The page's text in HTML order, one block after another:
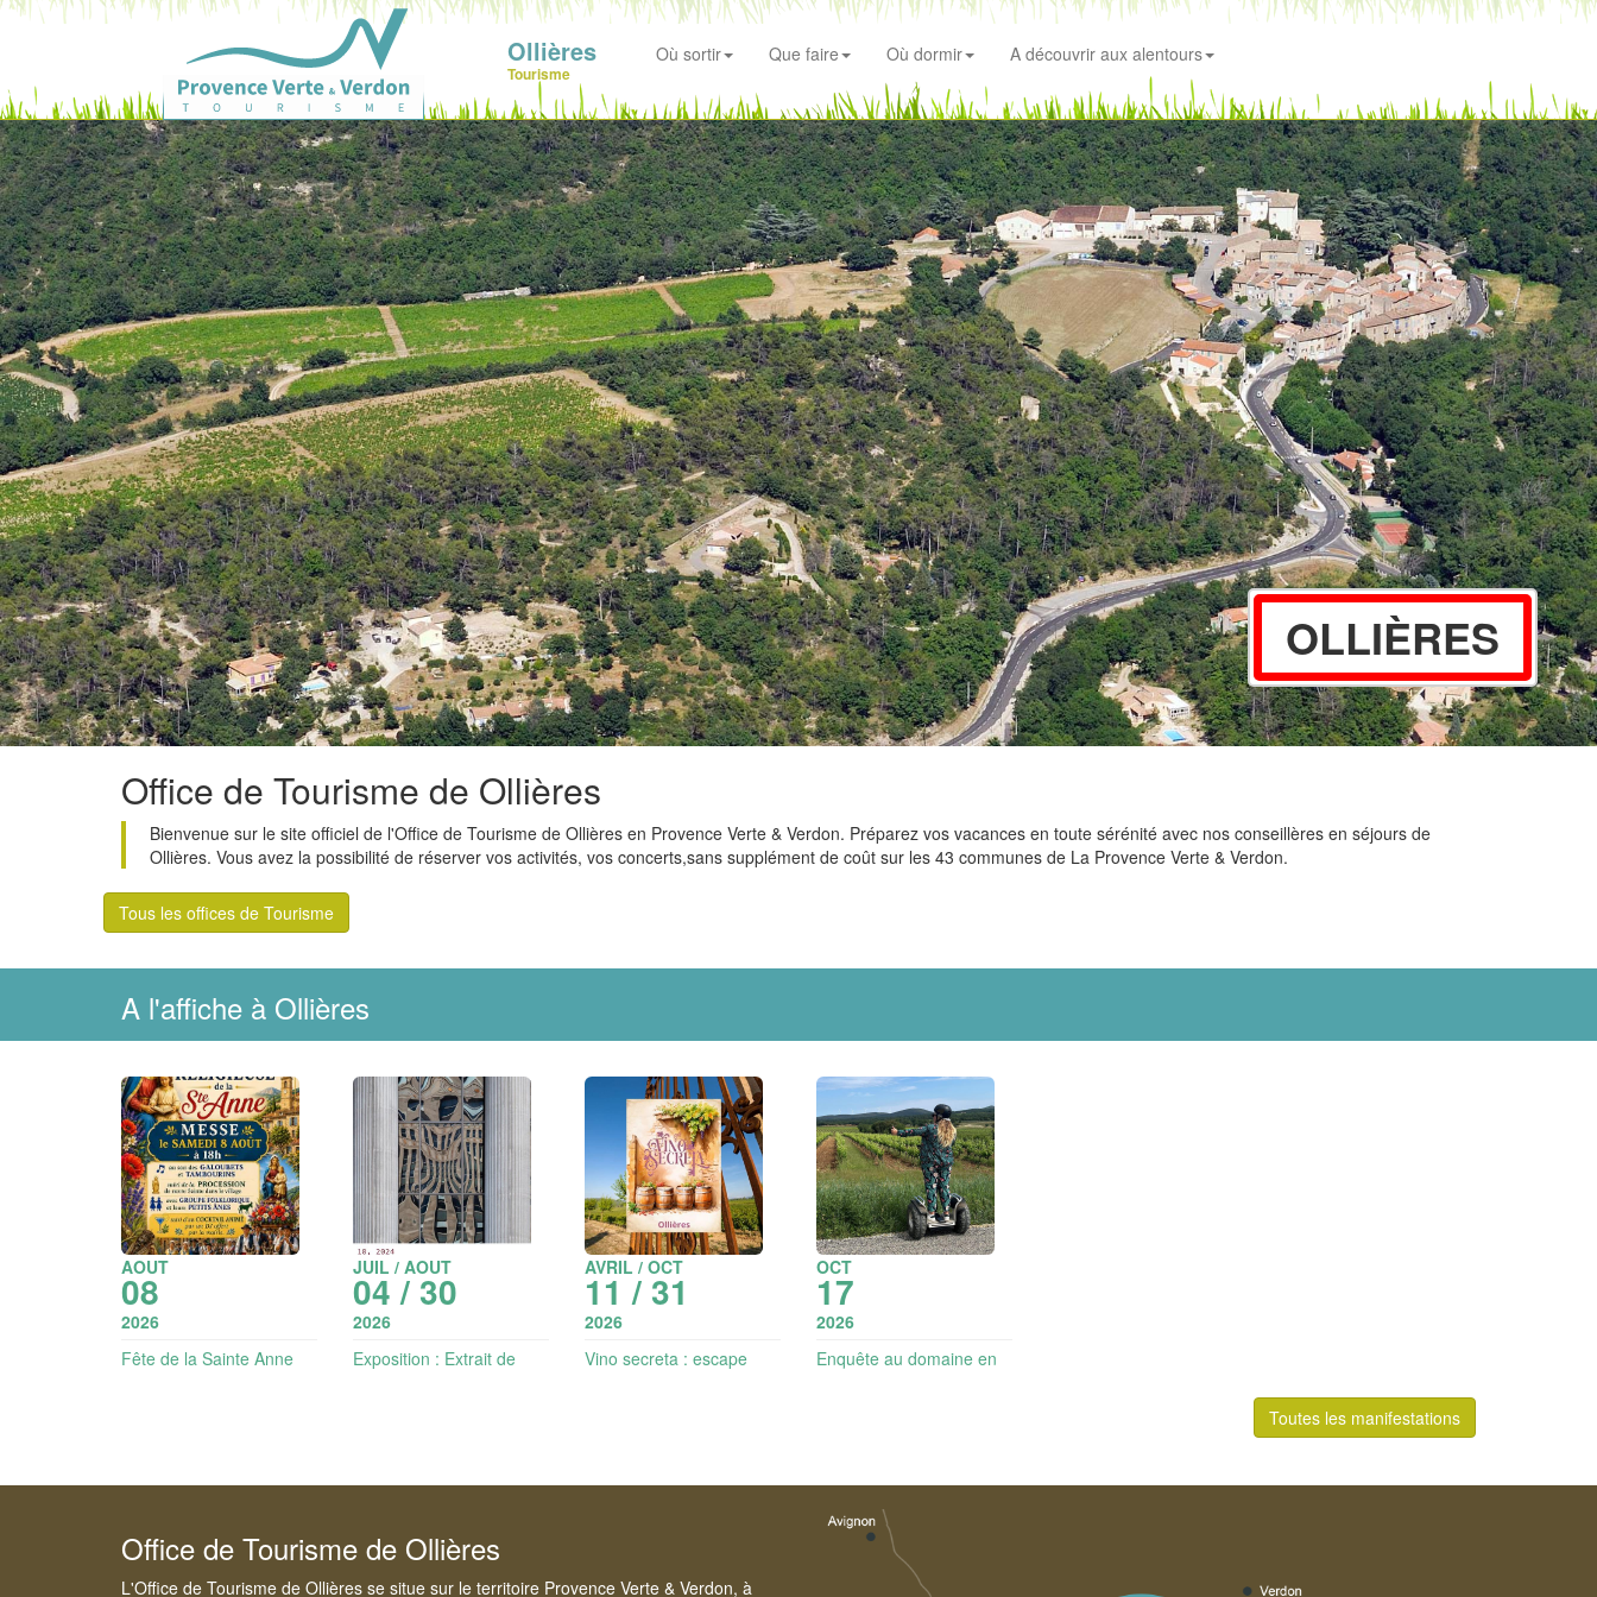
Ollières
Tourisme
Où sortir Que faire Où dormir A découvrir aux alentours
OLLIÈRES
Office de Tourisme de Ollières
Bienvenue sur le site officiel de l'Office de Tourisme de Ollières en Provence Verte & Verdon. Préparez vos vacances en toute sérénité avec nos conseillères en séjours de
Ollières. Vous avez la possibilité de réserver vos activités, vos concerts,sans supplément de coût sur les 43 communes de La Provence Verte & Verdon.
Tous les offices de Tourisme
A l'affiche à Ollières
AOUT
08
2026
Fête de la Sainte Anne
JUIL / AOUT
04 / 30
2026
Exposition : Extrait de
AVRIL / OCT
11 / 31
2026
Vino secreta : escape
OCT
17
2026
Enquête au domaine en
Toutes les manifestations
Office de Tourisme de Ollières
L'Office de Tourisme de Ollières se situe sur le territoire Provence Verte & Verdon, à